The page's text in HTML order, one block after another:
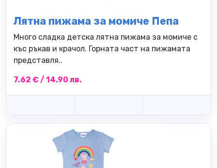
Лятна пижама за момиче Пепа
Много сладка детска лятна пижама за момиче с
къс ръкав и крачол. Горната част на пижамата
представля..
7.62 € / 14.90 лв.